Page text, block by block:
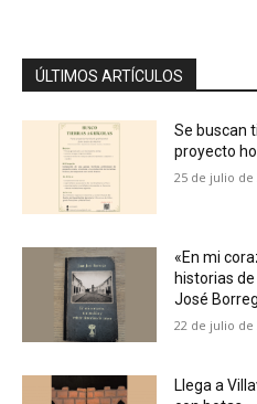
ÚLTIMOS ARTÍCULOS
Se buscan
proyecto
25 de julio de
«En mi
historias
José
22 de julio de
Llega a